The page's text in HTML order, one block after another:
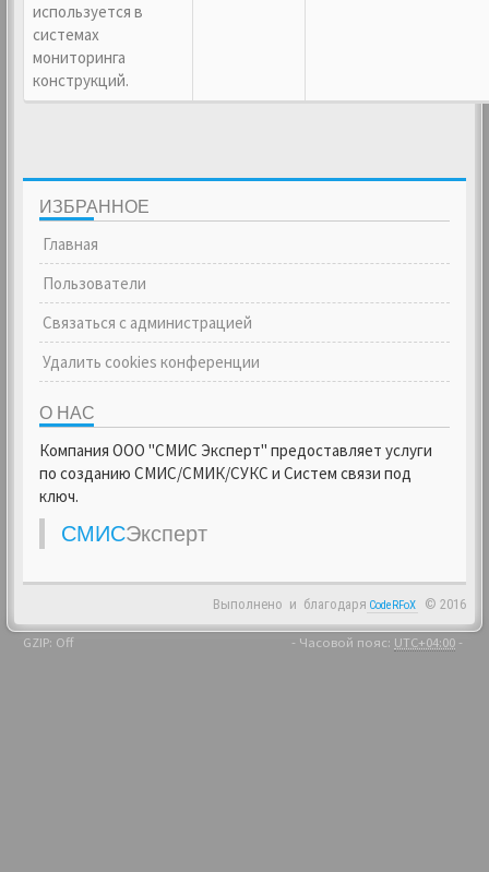
используется в
системах
мониторинга
конструкций.
ИЗБРАННОЕ
Главная
Пользователи
Связаться с администрацией
Удалить cookies конференции
О НАС
Компания ООО "СМИС Эксперт" предоставляет услуги
по созданию СМИС/СМИК/СУКС и Систем связи под
ключ.
СМИСЭксперт
Выполнено и благодаря CodeRFoX © 2016
GZIP: Off - Часовой пояс: UTC+04:00 -